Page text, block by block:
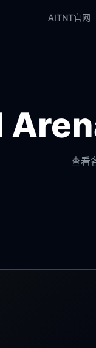
AITNT官网
查看